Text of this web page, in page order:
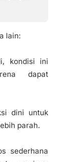
lain:
kondisi ini
dapat
dini untuk
parah.
sederhana